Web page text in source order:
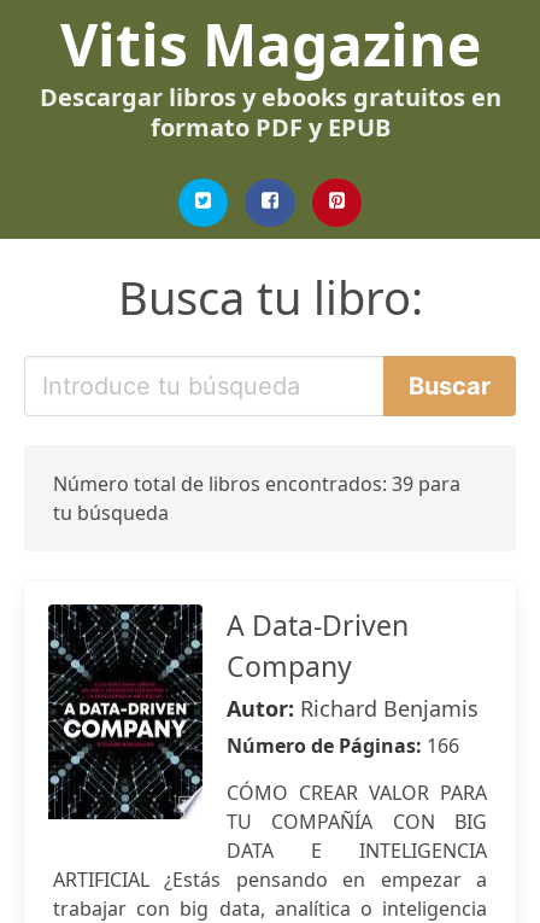
Vitis Magazine
Descargar libros y ebooks gratuitos en
formato PDF y EPUB
Busca tu libro:
Número total de libros encontrados: 39 para
tu búsqueda
A Data-Driven
Company
Autor: Richard Benjamis
Número de Páginas: 166
CÓMO CREAR VALOR PARA
TU COMPAÑÍA CON BIG
DATA E INTELIGENCIA
ARTIFICIAL ¿Estás pensando en empezar a
trabajar con big data, analítica o inteligencia